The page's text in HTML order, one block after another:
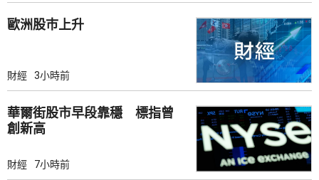
歐洲股巿上升
財經 3小時前
華爾街股市早段靠穩 標指曾
創新高
財經 7小時前